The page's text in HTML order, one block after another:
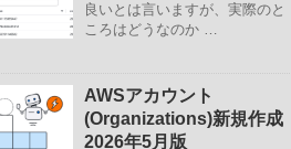
良いとは言いますが、実際のと
ころはどうなのか …
AWSアカウント
(Organizations)新規作成
2026年5月版